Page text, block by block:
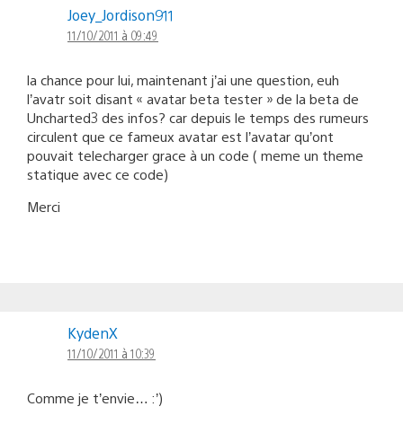
Joey_Jordison911
11/10/2011 à 09:49
la chance pour lui, maintenant j’ai une question, euh
l’avatr soit disant « avatar beta tester » de la beta de
Uncharted3 des infos? car depuis le temps des rumeurs
circulent que ce fameux avatar est l’avatar qu’ont
pouvait telecharger grace à un code ( meme un theme
statique avec ce code)
Merci
KydenX
11/10/2011 à 10:39
Comme je t’envie… :’)